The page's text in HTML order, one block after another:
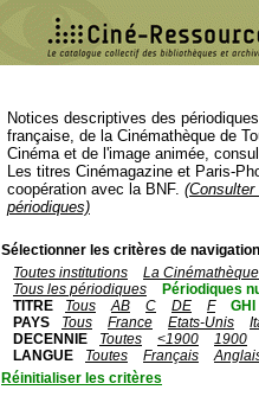
Notices descriptives des
française, de la Cinémathèque de
Cinéma et de l'image animée,
Les titres Cinémagazine et Paris-
coopération avec la BNF.
périodiques)
Sélectionner les critères de
Toutes institutions
La
Tous les périodiques
Périodiques
TITRE
Tous AB C DE F
GHI
PAYS
Tous France Etats-Unis
DECENNIE
Toutes <1900
1900
LANGUE
Toutes Français
Réinitialiser les critères